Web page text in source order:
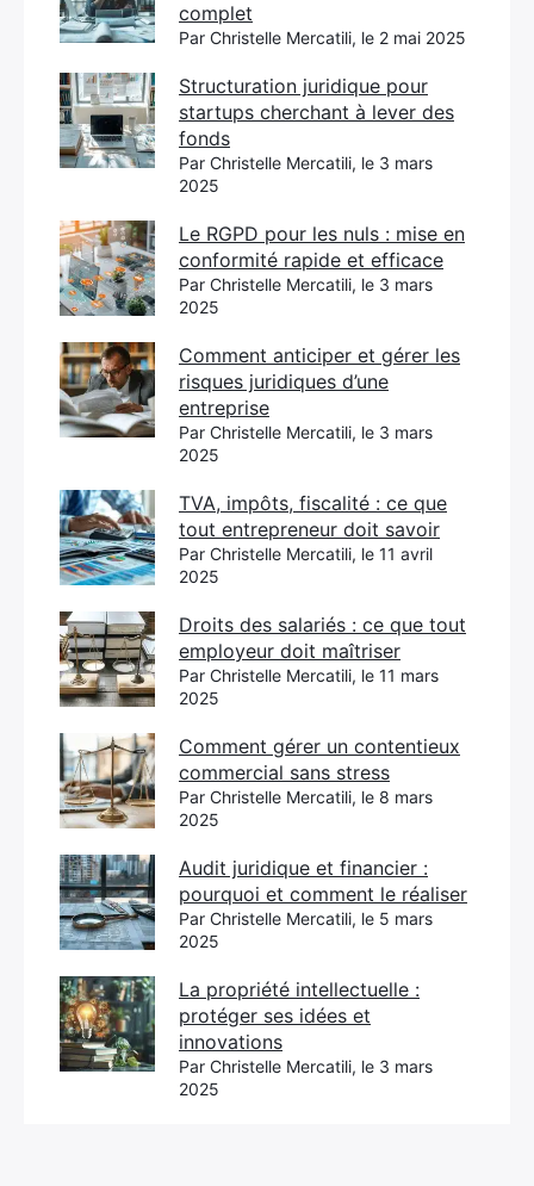
complet
Par Christelle Mercatili, le 2 mai 2025
Structuration juridique pour
startups cherchant à lever des
fonds
Par Christelle Mercatili, le 3 mars
2025
Le RGPD pour les nuls : mise en
conformité rapide et efficace
Par Christelle Mercatili, le 3 mars
2025
Comment anticiper et gérer les
risques juridiques d’une
entreprise
Par Christelle Mercatili, le 3 mars
2025
TVA, impôts, fiscalité : ce que
tout entrepreneur doit savoir
Par Christelle Mercatili, le 11 avril
2025
Droits des salariés : ce que tout
employeur doit maîtriser
Par Christelle Mercatili, le 11 mars
2025
Comment gérer un contentieux
commercial sans stress
Par Christelle Mercatili, le 8 mars
2025
Audit juridique et financier :
pourquoi et comment le réaliser
Par Christelle Mercatili, le 5 mars
2025
La propriété intellectuelle :
protéger ses idées et
innovations
Par Christelle Mercatili, le 3 mars
2025